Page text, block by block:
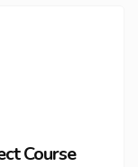
Course